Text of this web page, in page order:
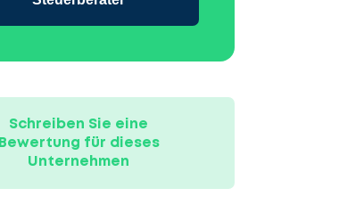
Schreiben Sie eine
Bewertung für dieses
Unternehmen